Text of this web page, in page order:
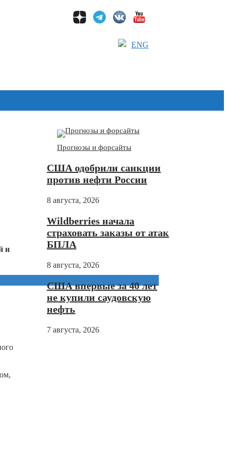
ENG
и
Прогнозы и форсайты
США одобрили санкции
против нефти России
8 августа, 2026
Wildberries начала
страховать заказы от атак
БПЛА
8 августа, 2026
США впервые за 40 лет
не купили саудовскую
нефть
7 августа, 2026